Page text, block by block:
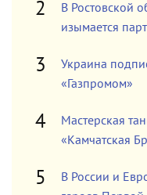
В Ростовской
изымается
Украина
«Газпромом»
Мастерская
«Камчатская
В России и